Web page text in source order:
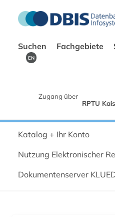
Suchen Fachgebiete
EN
Zugang über
RPTU
Katalog + Ihr Konto
Nutzung Elektronischer
Dokumentenserver